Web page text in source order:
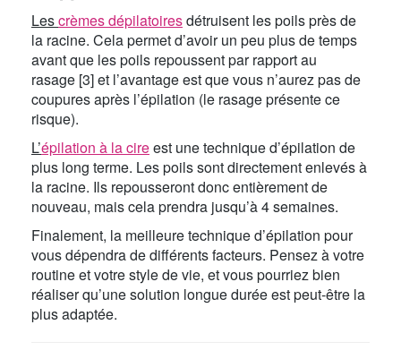
Lescrèmes dépilatoiresdétruisent les poils près de
la racine. Cela permet d’avoir un peu plus de temps
avant que les poils repoussent par rapport au
rasage [3] et l’avantage est que vous n’aurez pas de
coupures après l’épilation (le rasage présente ce
risque).
L’épilation à la cireest une technique d’épilation de
plus long terme. Les poils sont directement enlevés à
la racine. Ils repousseront donc entièrement de
nouveau, mais cela prendra jusqu’à 4 semaines.
Finalement, la meilleure technique d’épilation pour
vous dépendra de différents facteurs. Pensez à votre
routine et votre style de vie, et vous pourriez bien
réaliser qu’une solution longue durée est peut-être la
plus adaptée.